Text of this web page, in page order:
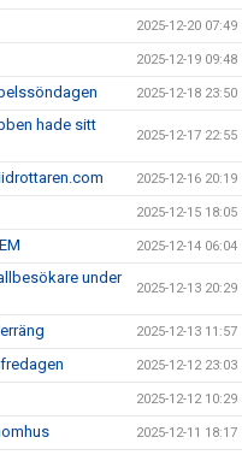
2025-12-20 07:49
2025-12-19 09:48
2025-12-18 23:50
hade sitt
2025-12-17 22:55
2025-12-16 20:19
2025-12-15 18:05
2025-12-14 06:04
under
2025-12-13 20:29
2025-12-13 11:57
2025-12-12 23:03
2025-12-12 10:29
2025-12-11 18:17